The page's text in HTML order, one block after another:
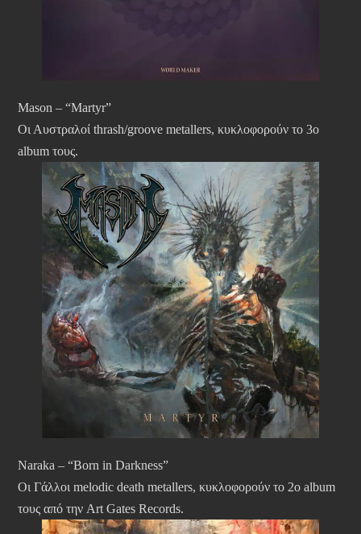
Mason – “Martyr”
Οι Αυστραλοί thrash/groove metallers, κυκλοφορούν το 3ο
album τους.
Naraka – “Born in Darkness”
Οι Γάλλοι melodic death metallers, κυκλοφορούν το 2ο album
τους από την Art Gates Records.